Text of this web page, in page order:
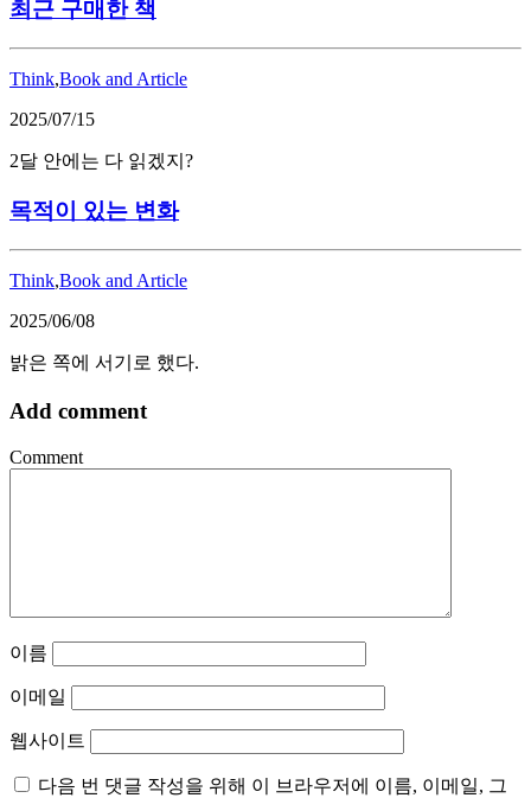
최근 구매한 책
Think,Book and Article
2025/07/15
2달 안에는 다 읽겠지?
목적이 있는 변화
Think,Book and Article
2025/06/08
밝은 쪽에 서기로 했다.
Add comment
Comment
이름
이메일
웹사이트
다음 번 댓글 작성을 위해 이 브라우저에 이름, 이메일, 그